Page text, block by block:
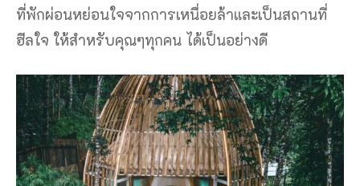
ที่พักผ่อนหย่อนใจจากการเหนื่อยล้าและเป็นสถานที่
ฮีลใจ ให้สำหรับคุณๆทุกคน ได้เป็นอย่างดี